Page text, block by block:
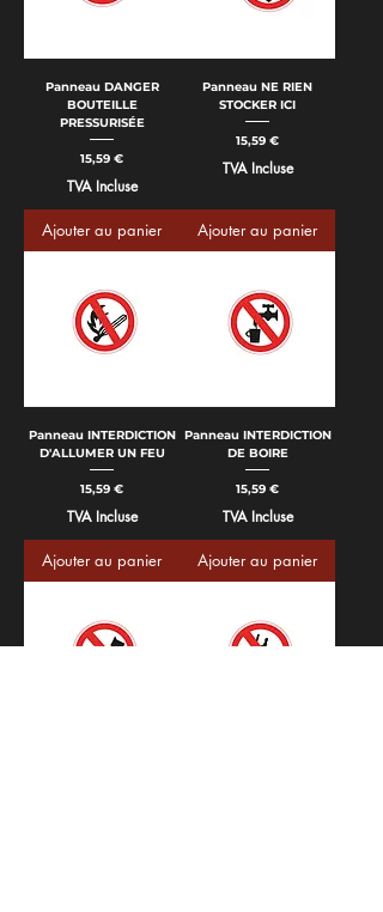
Panneau DANGER
BOUTEILLE
PRESSURISÉE
Prix
15,59 €
TVA Incluse
Ajouter au panier
Panneau NE RIEN
STOCKER ICI
Prix
15,59 €
TVA Incluse
Ajouter au panier
Panneau INTERDICTION
D'ALLUMER UN FEU
Prix
15,59 €
TVA Incluse
Ajouter au panier
Panneau INTERDICTION
DE BOIRE
Prix
15,59 €
TVA Incluse
Ajouter au panier